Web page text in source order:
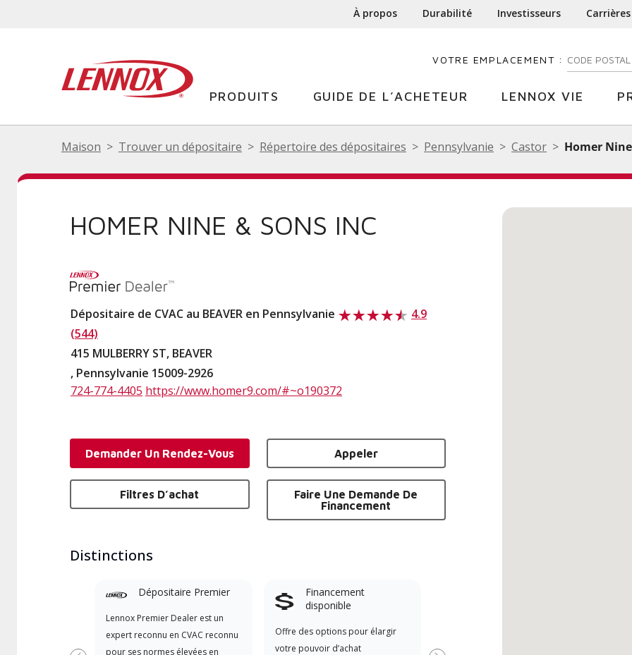
À propos Durabilité Investisseurs Carrières
VOTRE EMPLACEMENT : ENTREZ
PRODUITS GUIDE DE L’ACHETEUR LENNOX VIE
Maison Trouver un dépositaire Répertoire des dépositaires Pennsylvanie Castor Homer
HOMER NINE & SONS INC
Dépositaire de CVAC au BEAVER en Pennsylvanie
4.9
(544)
415 MULBERRY ST, BEAVER
, Pennsylvanie 15009-2926
724-774-4405 https://www.homer9.com/#~o190372
Demander Un Rendez-Vous Appeler
Filtres D’achat
Faire Une Demande De
Financement
Distinctions
Dépositaire Premier
Lennox Premier Dealer est un
expert reconnu en CVAC reconnu
pour ses normes élevées en
Financement
disponible
Offre des options pour élargir
votre pouvoir d’achat
Premier Dealer spécialement